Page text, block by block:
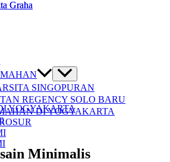
SINGOPURAN
REGENCY SOLO BARU
DI YOGYAKARTA
YOGYAKARTA
Minimalis